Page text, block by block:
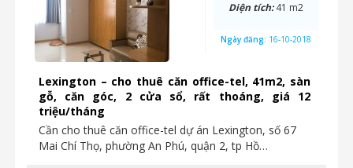
Lexington – cho thuê căn office-tel, 41m2, sàn
gỗ, căn góc, 2 cửa sổ, rất thoáng, giá 12
triệu/tháng
Cần cho thuê căn office-tel dự án Lexington, số 67
Mai Chí Thọ, phường An Phú, quận 2, tp Hồ…
Diện tích:41 m2
Ngày đăng: 16-10-2018